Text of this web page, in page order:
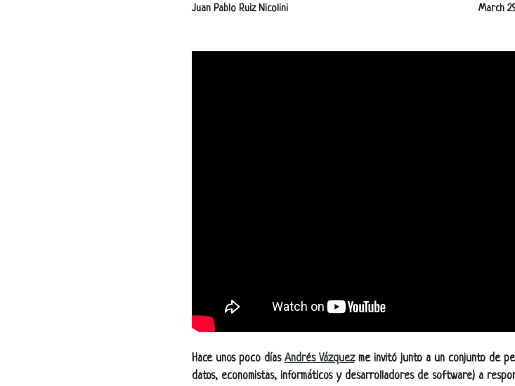
Juan Pablo Ruiz Nicolini March
Hace unos poco días Andrés Vázquezme invitó junto a un conjunto de
datos, economistas, informáticos y desarrolladores de software) a